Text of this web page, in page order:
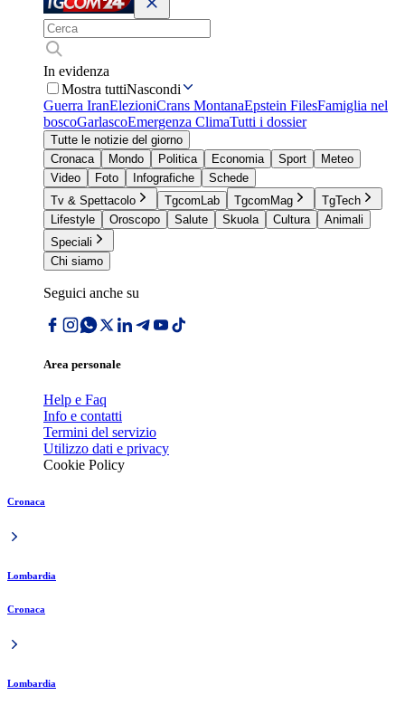
In evidenza
Mostra tuttiNascondi
Guerra IranElezioniCrans MontanaEpstein FilesFamiglia nel
boscoGarlascoEmergenza ClimaTutti i dossier
Tutte le notizie del giorno
Cronaca
Mondo Politica Economia Sport
Meteo
Video
Foto Infografiche
Schede
Tv & Spettacolo
TgcomLab TgcomMag
TgTech
Lifestyle
Oroscopo Salute Skuola Cultura
Animali
Speciali
Chi siamo
Seguici anche su
Area personale
Help e Faq
Info e contatti
Termini del servizio
Utilizzo dati e privacy
Cookie Policy
Cronaca
Lombardia
Cronaca
Lombardia